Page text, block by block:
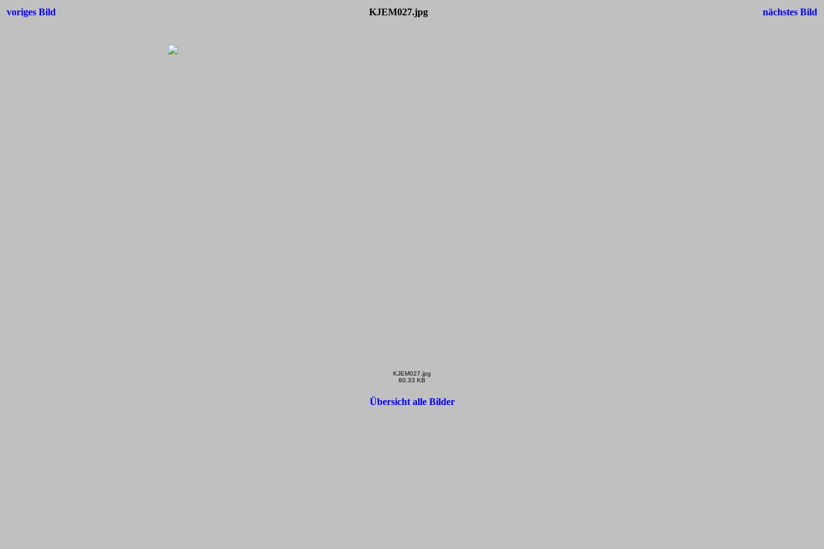
voriges Bild KJEM027.jpg nächstes Bild
KJEM027.jpg
80.33 KB
Übersicht alle Bilder